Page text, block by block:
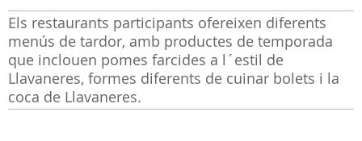
Els restaurants participants ofereixen diferents
menús de tardor, amb productes de temporada
que inclouen pomes farcides a l´estil de
Llavaneres, formes diferents de cuinar bolets i la
coca de Llavaneres.